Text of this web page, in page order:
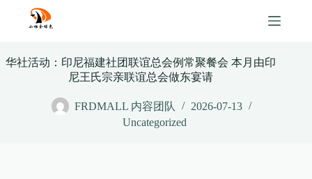
content
华社活动：印尼福建社团联谊总会例常聚餐会 本月由印
尼王氏宗亲联谊总会做东宴请
FRDMALL 内容团队
2026-07-13
Uncategorized